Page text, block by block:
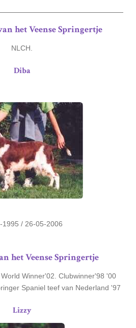
het Veense Springertje
NLCH.
Diba
1995 / 26-05-2006
het Veense Springertje
Winner'02. Clubwinner'98 '00
Spaniel teef van Nederland '97
Lizzy